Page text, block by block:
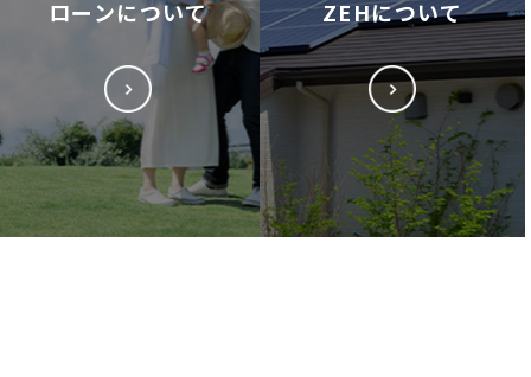
ローンについて ZEHについて